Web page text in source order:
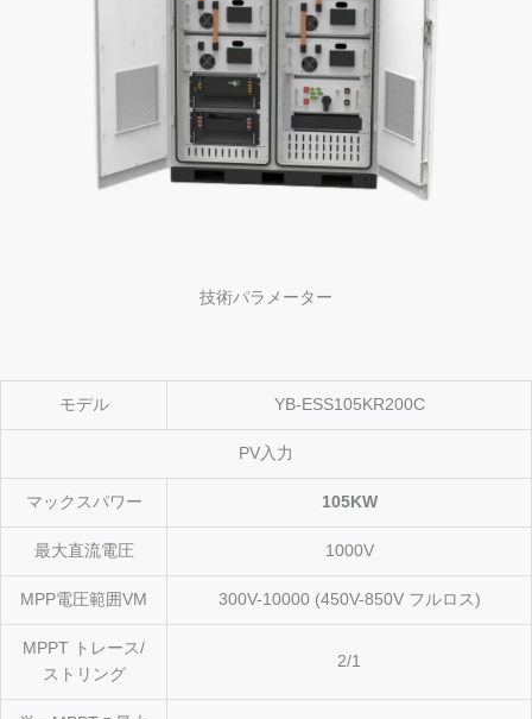
技術パラメーター
モデル YB-ESS105KR200C
PV入力
マックスパワー 105KW
最大直流電圧 1000V
MPP電圧範囲VM 300V-10000 (450V-850V フルロス)
MPPT トレース/
ストリング
2/1